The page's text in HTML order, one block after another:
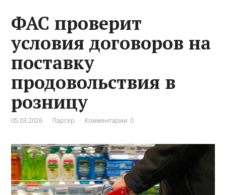
ФАС проверит
условия договоров на
поставку
продовольствия в
розницу
05.03.2026 Парсер Комментарии: 0